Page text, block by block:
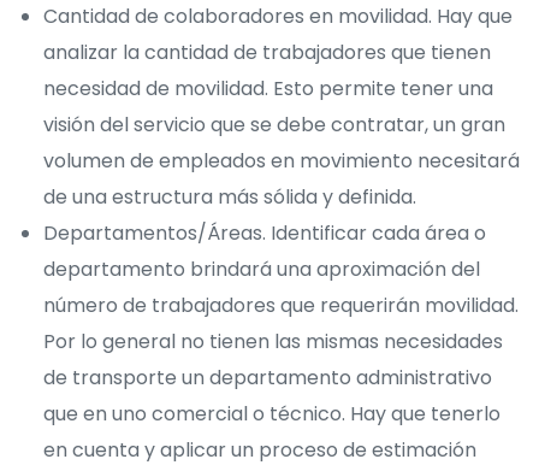
Cantidad de colaboradores en movilidad. Hay que
analizar la cantidad de trabajadores que tienen
necesidad de movilidad. Esto permite tener una
visión del servicio que se debe contratar, un gran
volumen de empleados en movimiento necesitará
de una estructura más sólida y definida.
Departamentos/Áreas. Identificar cada área o
departamento brindará una aproximación del
número de trabajadores que requerirán movilidad.
Por lo general no tienen las mismas necesidades
de transporte un departamento administrativo
que en uno comercial o técnico. Hay que tenerlo
en cuenta y aplicar un proceso de estimación